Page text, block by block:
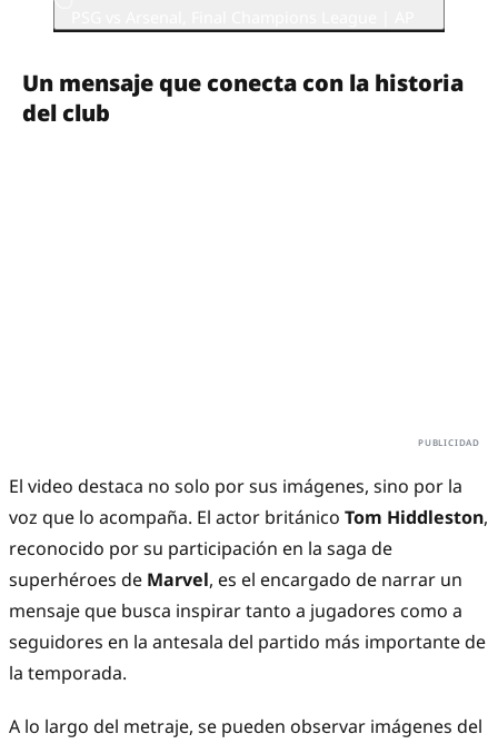
Un mensaje que conecta con la historia
del club
El video destaca no solo por sus imágenes, sino por la
voz que lo acompaña. El actor británico Tom Hiddleston,
reconocido por su participación en la saga de
superhéroes de Marvel, es el encargado de narrar un
mensaje que busca inspirar tanto a jugadores como a
seguidores en la antesala del partido más importante de
la temporada.
A lo largo del metraje, se pueden observar imágenes del